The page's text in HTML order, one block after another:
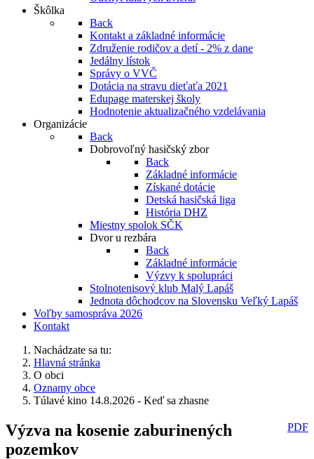
Škôlka
Back
Kontakt a základné informácie
Združenie rodičov a detí - 2% z dane
Jedálny lístok
Správy o VVČ
Dotácia na stravu dieťaťa 2021
Edupage materskej školy
Hodnotenie aktualizačného vzdelávania
Organizácie
Back
Dobrovoľný hasičský zbor
Back
Základné informácie
Získané dotácie
Detská hasičská liga
História DHZ
Miestny spolok SČK
Dvor u rezbára
Back
Základné informácie
Výzvy k spolupráci
Stolnotenisový klub Malý Lapáš
Jednota dôchodcov na Slovensku Veľký Lapáš
Voľby samospráva 2026
Kontakt
Nachádzate sa tu:
Hlavná stránka
O obci
Oznamy obce
Túlavé kino 14.8.2026 - Keď sa zhasne
PDF
Výzva na kosenie zaburinených
pozemkov